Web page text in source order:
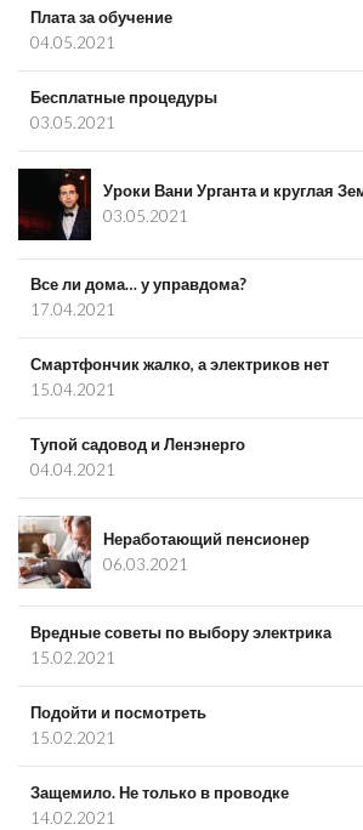
Плата за обучение
04.05.2021
Бесплатные процедуры
03.05.2021
Уроки Вани Урганта и круглая
03.05.2021
Все ли дома… у управдома?
17.04.2021
Смартфончик жалко, а электриков нет
15.04.2021
Тупой садовод и Ленэнерго
04.04.2021
Неработающий пенсионер
06.03.2021
Вредные советы по выбору электрика
15.02.2021
Подойти и посмотреть
15.02.2021
Защемило. Не только в проводке
14.02.2021